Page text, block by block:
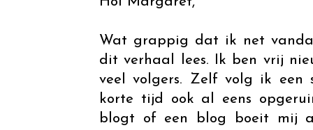
Wat grappig dat ik net
dit verhaal lees. Ik ben vrij
veel volgers. Zelf volg ik
korte tijd ook al eens
blogt of een blog boeit mij